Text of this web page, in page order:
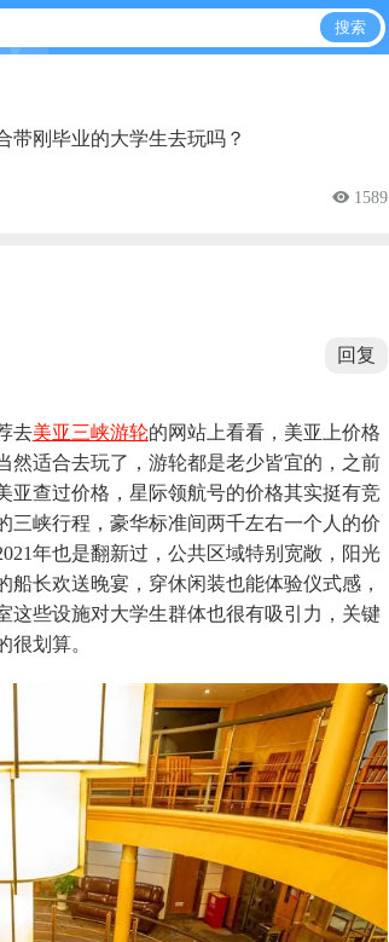
搜索
带刚毕业的大学生去玩吗？
 1589
回复
去美亚三峡游轮的网站上看看，美亚上价格
然适合去玩了，游轮都是老少皆宜的，之前
亚查过价格，星际领航号的价格其实挺有竞
三峡行程，豪华标准间两千左右一个人的价
年也是翻新过，公共区域特别宽敞，阳光
长欢送晚宴，穿休闲装也能体验仪式感，
这些设施对大学生群体也很有吸引力，关键
划算。